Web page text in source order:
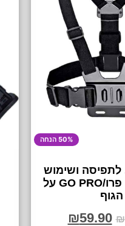
50% הנחה
לתפיסה ושימוש
במצלמת גו פרו/GO PRO על
הגוף
₪
₪59.90